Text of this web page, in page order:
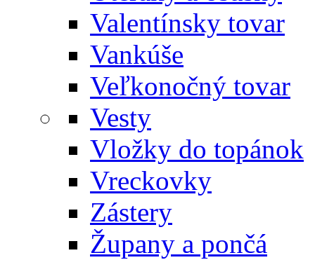
Valentínsky tovar
Vankúše
Veľkonočný tovar
Vesty
Vložky do topánok
Vreckovky
Zástery
Župany a pončá